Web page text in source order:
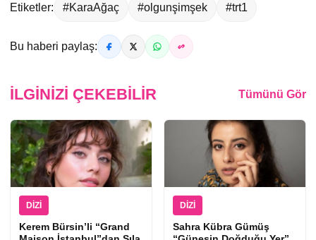
Etiketler: #KaraAğaç #olgunşimşek #trt1
Bu haberi paylaş:
İLGINIZI ÇEKEBILIR Tümünü Gör
DIZI
Kerem Bürsin’li “Grand
DIZI
Sahra Kübra Gümüş